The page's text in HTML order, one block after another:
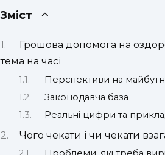
Зміст
Грошова допомога на
тема на часі
Перспективи на
Законодавча база
Реальні цифри та
Чого чекати і чи чекати